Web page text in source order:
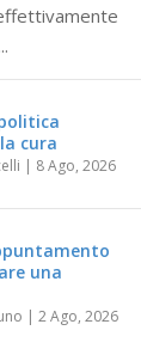
cura
| 8 Ago, 2026
una
|2 Ago, 2026